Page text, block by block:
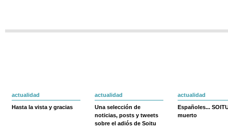
actualidad
Hasta la vista y gracias
actualidad
Una selección de
noticias, posts y tweets
sobre el adiós de Soitu
actualidad
Españoles...
muerto